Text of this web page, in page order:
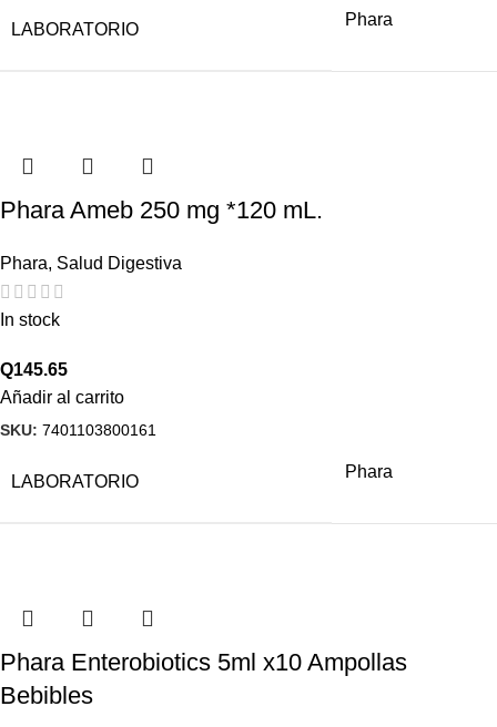
LABORATORIO
Phara
Phara Ameb 250 mg *120 mL.
Phara, Salud Digestiva
In stock
Q145.65
Añadir al carrito
SKU: 7401103800161
LABORATORIO
Phara
Phara Enterobiotics 5ml x10 Ampollas
Bebibles